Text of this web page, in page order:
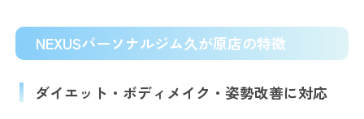
NEXUSパーソナルジム久が原店の特徴
ダイエット・ボディメイク・姿勢改善に対応